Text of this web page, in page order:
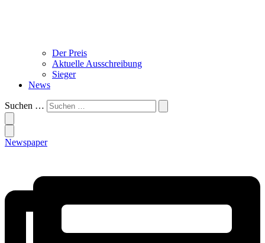
Der Preis
Aktuelle Ausschreibung
Sieger
News
Suchen …
Newspaper